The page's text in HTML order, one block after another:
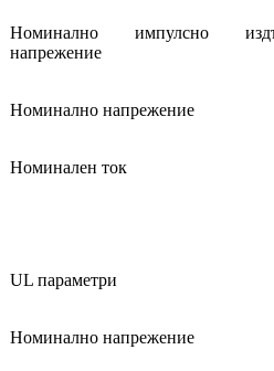
Номинално импулсно
напрежение
Номинално напрежение
Номинален ток
UL параметри
Номинално напрежение